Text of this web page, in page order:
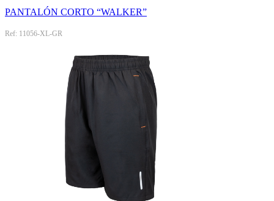
PANTALÓN CORTO “WALKER”
Ref: 11056-XL-GR